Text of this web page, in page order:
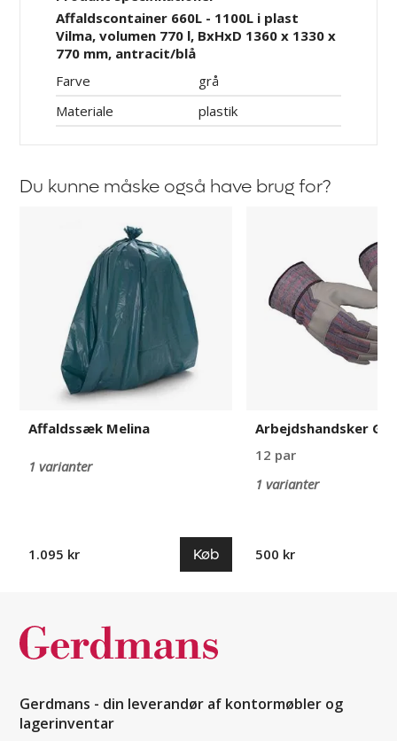
Affaldscontainer 660L - 1100L i plast
Vilma, volumen 770 l, BxHxD 1360 x 1330 x
770 mm, antracit/blå
Farve
grå
Materiale
plastik
Du kunne måske også have brug for?
Affaldssæk Melina
1 varianter
1.095 kr Køb
Arbejdshandsker
12 par
1 varianter
500 kr
Gerdmans - din leverandør af kontormøbler og
lagerinventar